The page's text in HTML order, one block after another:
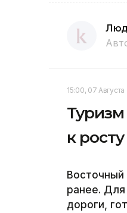
15:00, 07
к
ранее.
дороги,